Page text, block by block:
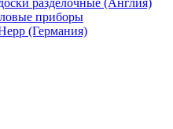
разделочные (Англия)
приборы
(Германия)